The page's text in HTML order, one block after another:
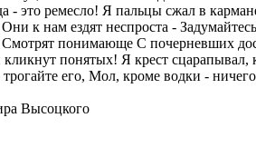
- это ремесло! Я пальцы сжал в
к нам ездят неспроста -
понимающе С почерневших
понятых! Я крест сцарапывал,
его, Мол, кроме водки -
Высоцкого